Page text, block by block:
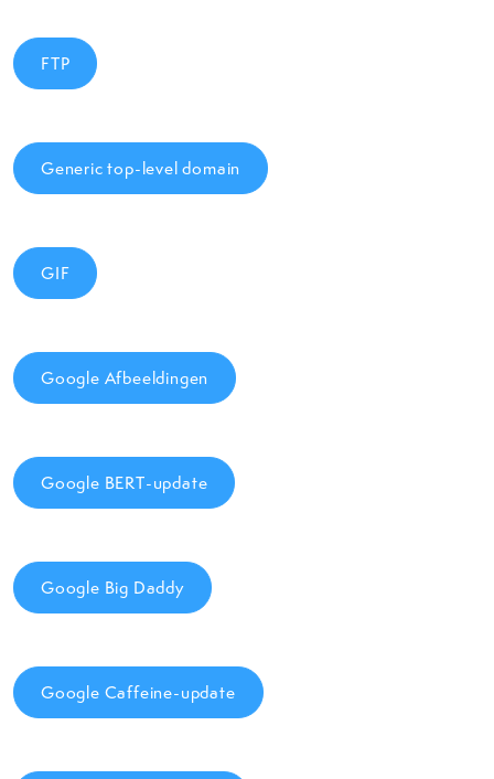
FTP
Generic top-level domain
GIF
Google Afbeeldingen
Google BERT-update
Google Big Daddy
Google Caffeine-update